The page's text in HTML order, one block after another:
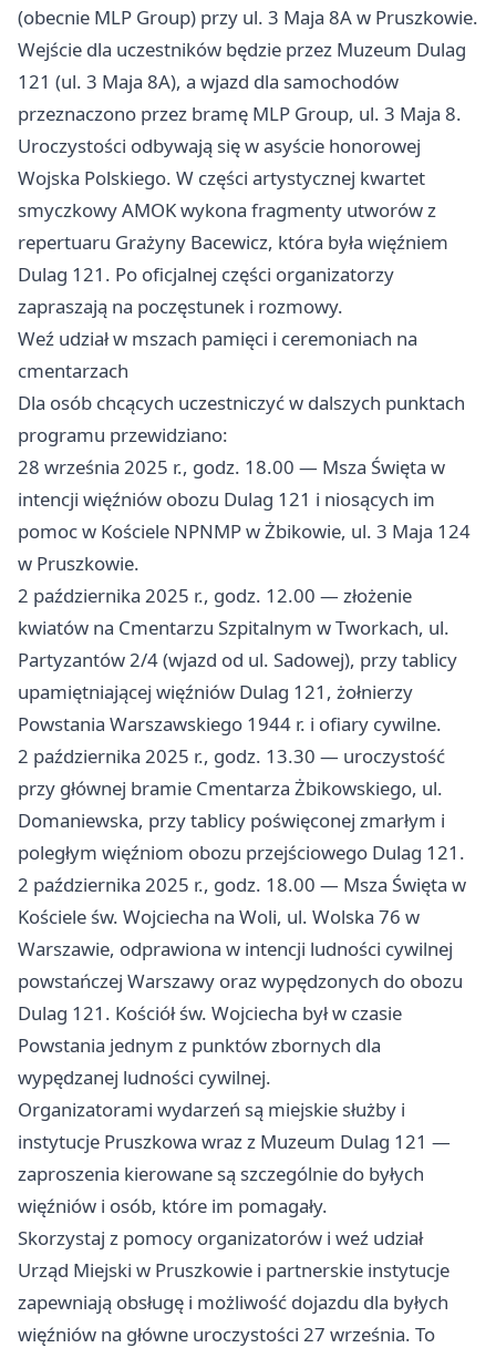
(obecnie MLP Group) przy ul. 3 Maja 8A w Pruszkowie.
Wejście dla uczestników będzie przez Muzeum Dulag
121 (ul. 3 Maja 8A), a wjazd dla samochodów
przeznaczono przez bramę MLP Group, ul. 3 Maja 8.
Uroczystości odbywają się w asyście honorowej
Wojska Polskiego. W części artystycznej kwartet
smyczkowy AMOK wykona fragmenty utworów z
repertuaru Grażyny Bacewicz, która była więźniem
Dulag 121. Po oficjalnej części organizatorzy
zapraszają na poczęstunek i rozmowy.
Weź udział w mszach pamięci i ceremoniach na
cmentarzach
Dla osób chcących uczestniczyć w dalszych punktach
programu przewidziano:
28 września 2025 r., godz. 18.00 — Msza Święta w
intencji więźniów obozu Dulag 121 i niosących im
pomoc w Kościele NPNMP w Żbikowie, ul. 3 Maja 124
w Pruszkowie.
2 października 2025 r., godz. 12.00 — złożenie
kwiatów na Cmentarzu Szpitalnym w Tworkach, ul.
Partyzantów 2/4 (wjazd od ul. Sadowej), przy tablicy
upamiętniającej więźniów Dulag 121, żołnierzy
Powstania Warszawskiego 1944 r. i ofiary cywilne.
2 października 2025 r., godz. 13.30 — uroczystość
przy głównej bramie Cmentarza Żbikowskiego, ul.
Domaniewska, przy tablicy poświęconej zmarłym i
poległym więźniom obozu przejściowego Dulag 121.
2 października 2025 r., godz. 18.00 — Msza Święta w
Kościele św. Wojciecha na Woli, ul. Wolska 76 w
Warszawie, odprawiona w intencji ludności cywilnej
powstańczej Warszawy oraz wypędzonych do obozu
Dulag 121. Kościół św. Wojciecha był w czasie
Powstania jednym z punktów zbornych dla
wypędzanej ludności cywilnej.
Organizatorami wydarzeń są miejskie służby i
instytucje Pruszkowa wraz z Muzeum Dulag 121 —
zaproszenia kierowane są szczególnie do byłych
więźniów i osób, które im pomagały.
Skorzystaj z pomocy organizatorów i weź udział
Urząd Miejski w Pruszkowie i partnerskie instytucje
zapewniają obsługę i możliwość dojazdu dla byłych
więźniów na główne uroczystości 27 września. To